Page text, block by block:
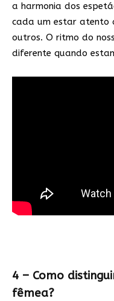
a harmonia dos
cada um estar atento
outros. O ritmo do
diferente quando
4 – Como
fêmea?